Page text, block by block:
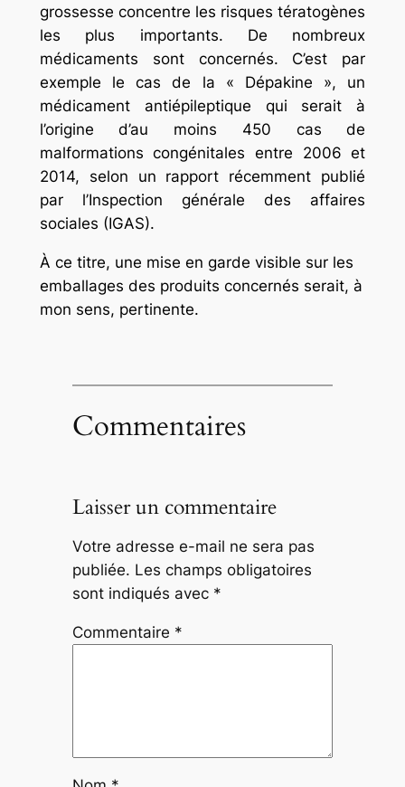
grossesse concentre les risques tératogènes
les plus importants. De nombreux
médicaments sont concernés. C’est par
exemple le cas de la « Dépakine », un
médicament antiépileptique qui serait à
l’origine d’au moins 450 cas de
malformations congénitales entre 2006 et
2014, selon un rapport récemment publié
par l’Inspection générale des affaires
sociales (IGAS).
À ce titre, une mise en garde visible sur les
emballages des produits concernés serait, à
mon sens, pertinente.
Commentaires
Laisser un commentaire
Votre adresse e-mail ne sera pas
publiée. Les champs obligatoires
sont indiqués avec *
Commentaire *